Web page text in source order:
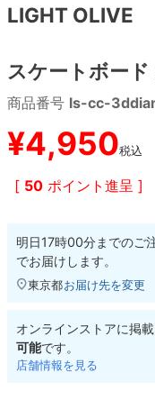
LIGHT OLIVE
スケートボー
商品番号 ls-cc-
¥4,950税込
[ 50 ポイント進呈 ]
明日17時00分までのご
でお届けします。
東京都お届け先を変更
オンラインストアに掲
可能です。
店舗情報を見る
8.8inch
9.0inch以上
シェイプデッキ
高性能デッキ
8.9inch
75mm
29.5cm